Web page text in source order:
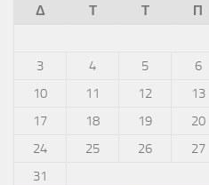
Δ Τ Τ Π
3
4 5 6
10
11 12 13
17
18 19 20
24
25 26 27
31